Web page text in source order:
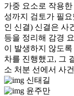
가중 요소로 작용
성까지 검토가 필
인 신결) 신결은 사
등을 정리해 감경
이 발생하지 않도
차를 진행했고, 그
소 처분 선에서 사
신태길
윤주만